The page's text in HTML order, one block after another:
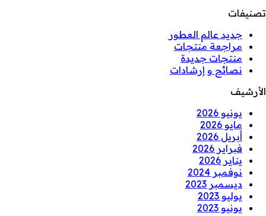
تصنيفات
جديد عالم العطور
مراجعة منتجات
منتجات جديدة
نصائح و إرشادات
الأرشيف
يونيو 2026
مايو 2026
أبريل 2026
فبراير 2026
يناير 2026
نوفمبر 2024
ديسمبر 2023
يوليو 2023
يونيو 2023